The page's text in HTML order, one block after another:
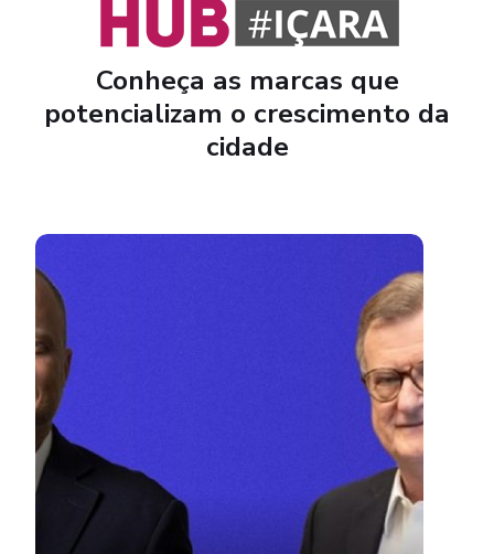
Conheça as marcas que
potencializam o crescimento da
cidade